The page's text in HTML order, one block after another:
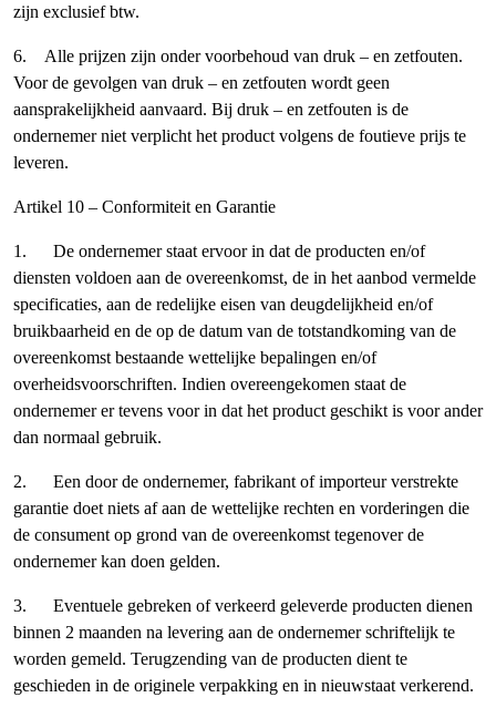
zijn exclusief btw.
6. Alle prijzen zijn onder voorbehoud van druk – en zetfouten.
Voor de gevolgen van druk – en zetfouten wordt geen
aansprakelijkheid aanvaard. Bij druk – en zetfouten is de
ondernemer niet verplicht het product volgens de foutieve prijs te
leveren.
Artikel 10 – Conformiteit en Garantie
1. De ondernemer staat ervoor in dat de producten en/of
diensten voldoen aan de overeenkomst, de in het aanbod vermelde
specificaties, aan de redelijke eisen van deugdelijkheid en/of
bruikbaarheid en de op de datum van de totstandkoming van de
overeenkomst bestaande wettelijke bepalingen en/of
overheidsvoorschriften. Indien overeengekomen staat de
ondernemer er tevens voor in dat het product geschikt is voor ander
dan normaal gebruik.
2. Een door de ondernemer, fabrikant of importeur verstrekte
garantie doet niets af aan de wettelijke rechten en vorderingen die
de consument op grond van de overeenkomst tegenover de
ondernemer kan doen gelden.
3. Eventuele gebreken of verkeerd geleverde producten dienen
binnen 2 maanden na levering aan de ondernemer schriftelijk te
worden gemeld. Terugzending van de producten dient te
geschieden in de originele verpakking en in nieuwstaat verkerend.